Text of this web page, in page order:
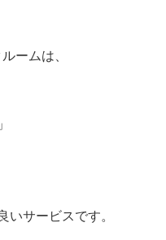
ームは、
いサービスです。